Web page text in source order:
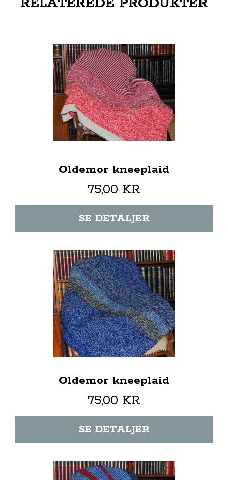
Oldemor kneeplaid
75,00 KR
SE DETALJER
Oldemor kneeplaid
75,00 KR
SE DETALJER